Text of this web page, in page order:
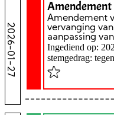
2026-01-27
Amendement
Amendement
vervanging
aanpassing
Ingediend op:
stemgedrag: